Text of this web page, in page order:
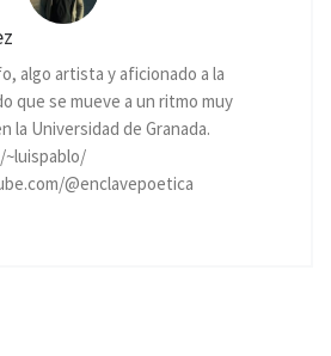
algo artista y aficionado a la
que se mueve a un ritmo muy
la Universidad de Granada.
@enclavepoetica